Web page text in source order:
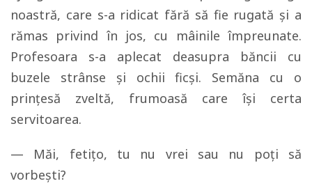
noastră, care s-a ridicat fără să fie rugată şi a
rămas privind în jos, cu mâinile împreunate.
Profesoara s-a aplecat deasupra băncii cu
buzele strânse şi ochii ficşi. Semăna cu o
prinţesă zveltă, frumoasă care îşi certa
servitoarea.
— Măi, fetiţo, tu nu vrei sau nu poţi să
vorbeşti?